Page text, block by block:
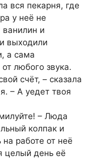
вся пекарня, где
у неё не
ванилин и
выходили
а сама
любого звука.
счёт, – сказала
– А уедет твоя
– Люда
колпак и
работе от неё
целый день её